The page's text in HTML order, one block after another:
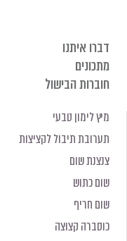
דברו איתנו
מתכונים
חוברות הבישול
מיץ לימון טבעי
תערובת תיבול לקציצות
צנצנת שום
שום כתוש
שום חריף
כוסברה קצוצה